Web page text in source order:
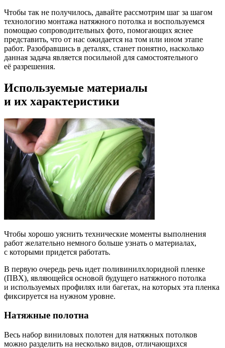
Чтобы так не получилось, давайте рассмотрим шаг за шагом
технологию монтажа натяжного потолка и воспользуемся
помощью сопроводительных фото, помогающих яснее
представить, что от нас ожидается на том или ином этапе
работ. Разобравшись в деталях, станет понятно, насколько
данная задача является посильной для самостоятельного
её разрешения.
Используемые материалы
и их характеристики
Чтобы хорошо уяснить технические моменты выполнения
работ желательно немного больше узнать о материалах,
с которыми придется работать.
В первую очередь речь идет поливинилхлоридной пленке
(ПВХ), являющейся основой будущего натяжного потолка
и используемых профилях или багетах, на которых эта пленка
фиксируется на нужном уровне.
Натяжные полотна
Весь набор виниловых полотен для натяжных потолков
можно разделить на несколько видов, отличающихся